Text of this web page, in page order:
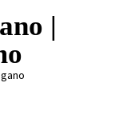
|